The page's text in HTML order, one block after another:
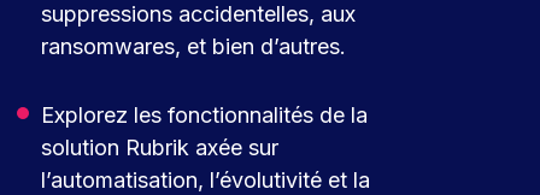
suppressions accidentelles, aux
ransomwares, et bien d’autres.
Explorez les fonctionnalités de la
solution Rubrik axée sur
l’automatisation, l’évolutivité et la